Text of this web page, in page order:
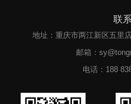
联
地址：重庆市两江新区五里
邮箱：
电话： 188